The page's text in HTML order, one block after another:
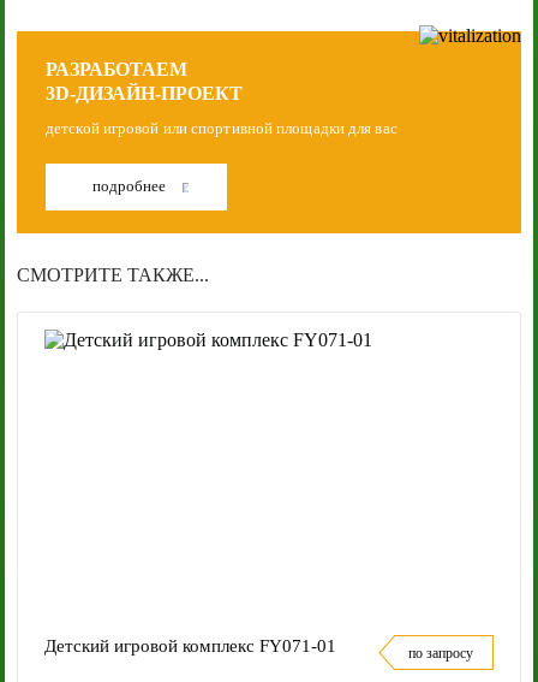
РАЗРАБОТАЕМ
3D-ДИЗАЙН-ПРОЕКТ
детской игровой или спортивной площадки для вас
подробнее
СМОТРИТЕ ТАКЖЕ...
Детский игровой комплекс FY071-01 по запросу